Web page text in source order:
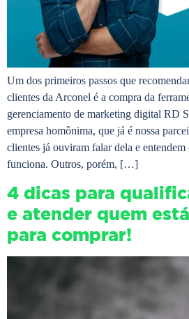
Um dos primeiros passos que
clientes da Arconel é a compra da
gerenciamento de marketing digital RD
empresa homônima, que já é nossa
clientes já ouviram falar dela e
funciona. Outros, porém, […]
4 dicas para
e atender quem
para comprar!